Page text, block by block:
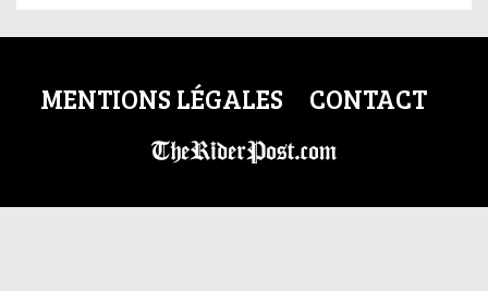
MENTIONS LÉGALES CONTACT